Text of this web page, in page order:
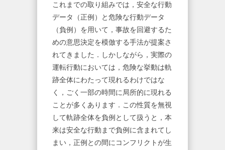
これまでの取り組みでは，安全な行動
データ（正例）と危険な行動データ
（負例）を用いて，事故を回避するた
めの意思決定を模倣する手法が提案さ
れてきました．しかしながら，実際の
運転行動においては，危険な挙動は軌
跡全体にわたって現れるわけではな
く，ごく一部の時間に局所的に現れる
ことが多くあります．この性質を無視
して軌跡全体を負例として扱うと，本
来は安全な行動まで負例に含まれてし
まい，正例との間にコンフリクトが生